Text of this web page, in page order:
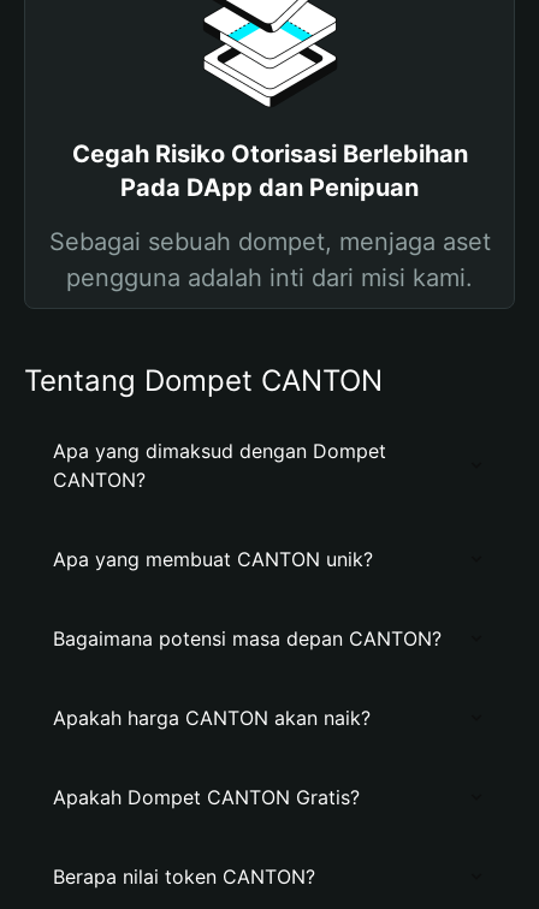
Cegah Risiko Otorisasi Berlebihan
Pada DApp dan Penipuan
Sebagai sebuah dompet, menjaga aset
pengguna adalah inti dari misi kami.
Tentang Dompet CANTON
Apa yang dimaksud dengan Dompet
CANTON?
Apa yang membuat CANTON unik?
Bagaimana potensi masa depan CANTON?
Apakah harga CANTON akan naik?
Apakah Dompet CANTON Gratis?
Berapa nilai token CANTON?